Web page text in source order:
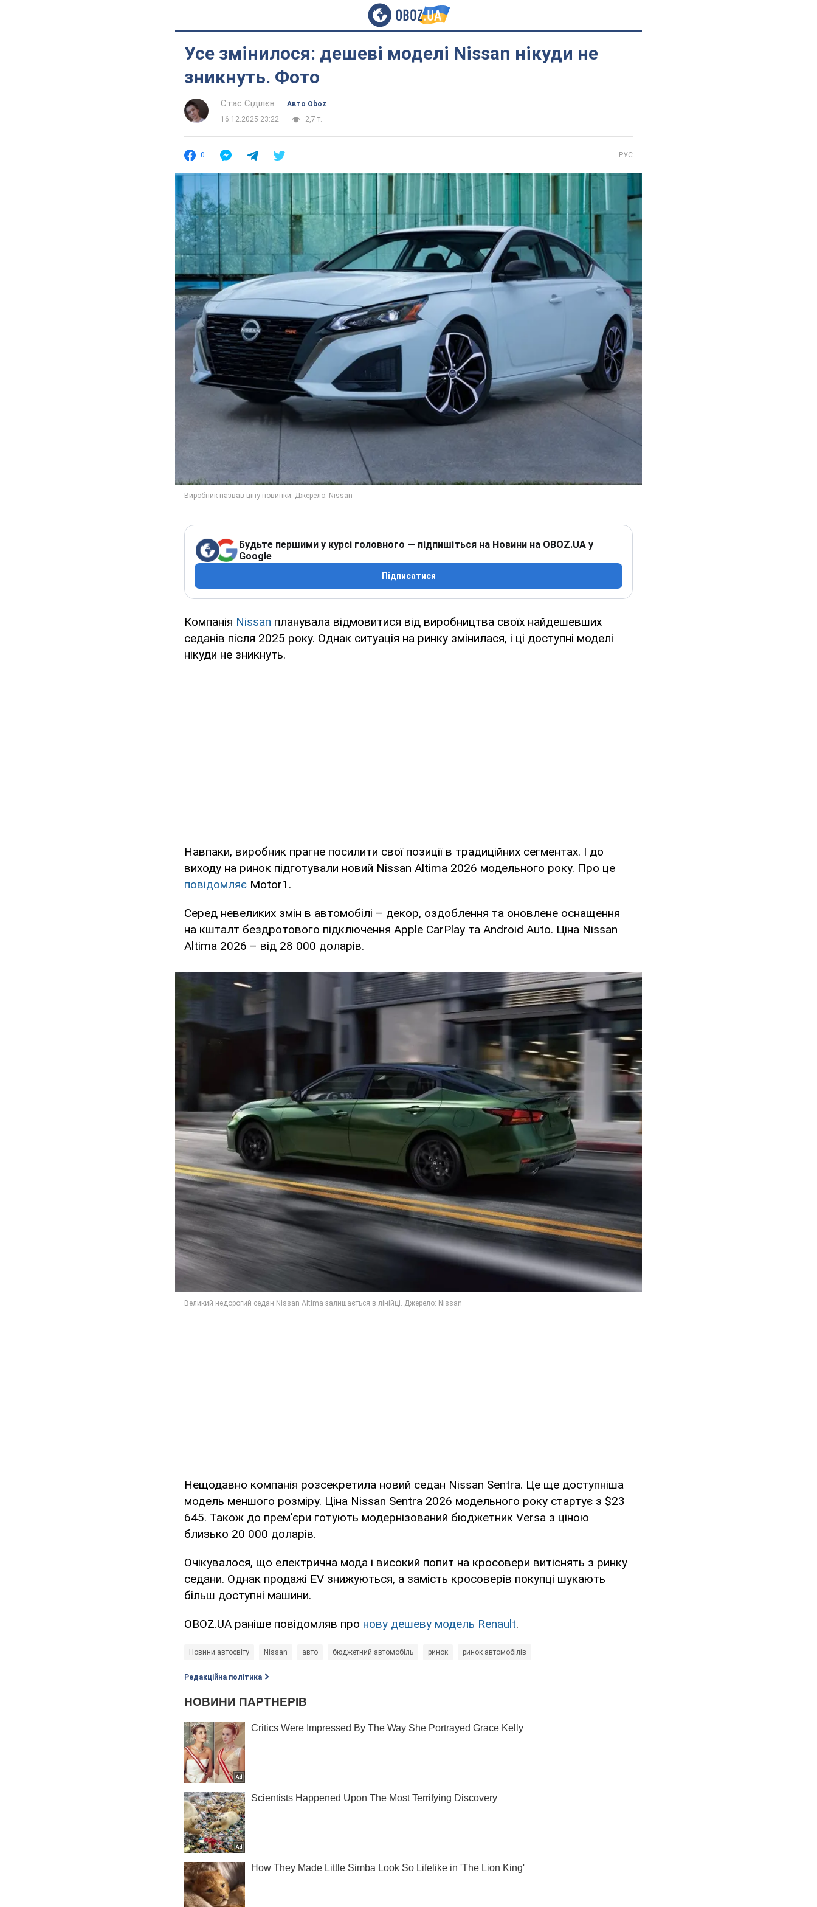
Усе змінилося: дешеві моделі Nissan нікуди не
зникнуть. Фото
Стас Сіділєв
Авто Oboz
16.12.2025 23:22
2,7 т.
0 РУС
Будьте першими у курсі головного — підпишіться на Новини на OBOZ.UA у
Google
Підписатися
Компанія Nissan планувала відмовитися від виробництва своїх найдешевших
седанів після 2025 року. Однак ситуація на ринку змінилася, і ці доступні моделі
нікуди не зникнуть.
Навпаки, виробник прагне посилити свої позиції в традиційних сегментах. І до
виходу на ринок підготували новий Nissan Altima 2026 модельного року. Про це
повідомляє Motor1.
Серед невеликих змін в автомобілі – декор, оздоблення та оновлене оснащення
на кшталт бездротового підключення Apple CarPlay та Android Auto. Ціна Nissan
Altima 2026 – від 28 000 доларів.
Нещодавно компанія розсекретила новий седан Nissan Sentra. Це ще доступніша
модель меншого розміру. Ціна Nissan Sentra 2026 модельного року стартує з $23
645. Також до прем'єри готують модернізований бюджетник Versa з ціною
близько 20 000 доларів.
Очікувалося, що електрична мода і високий попит на кросовери витіснять з ринку
седани. Однак продажі EV знижуються, а замість кросоверів покупці шукають
більш доступні машини.
OBOZ.UA раніше повідомляв про нову дешеву модель Renault.
Новини автосвіту Nissan авто бюджетний автомобіль ринок ринок автомобілів
Редакційна політика